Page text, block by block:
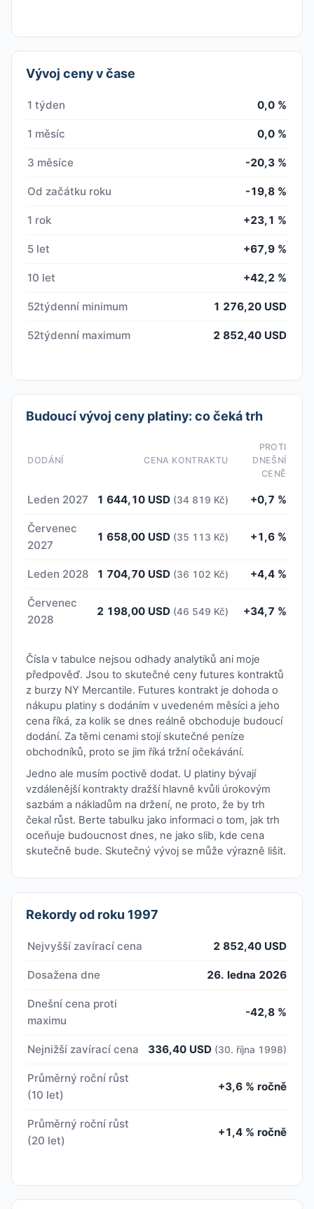
Vývoj ceny v čase
1 týden 0,0 %
1 měsíc 0,0 %
3 měsíce -20,3 %
Od začátku roku -19,8 %
1 rok +23,1 %
5 let +67,9 %
10 let +42,2 %
52týdenní minimum 1 276,20 USD
52týdenní maximum 2 852,40 USD
Budoucí vývoj ceny platiny: co čeká trh
DODÁNÍ CENA KONTRAKTU
PROTI
DNEŠNÍ
CENĚ
Leden 2027 1 644,10 USD (34 819 Kč) +0,7 %
Červenec
2027
1 658,00 USD (35 113 Kč) +1,6 %
Leden 2028 1 704,70 USD (36 102 Kč) +4,4 %
Červenec
2028
2 198,00 USD (46 549 Kč) +34,7 %
Čísla v tabulce nejsou odhady analytiků ani moje
předpověď. Jsou to skutečné ceny futures kontraktů
z burzy NY Mercantile. Futures kontrakt je dohoda o
nákupu platiny s dodáním v uvedeném měsíci a jeho
cena říká, za kolik se dnes reálně obchoduje budoucí
dodání. Za těmi cenami stojí skutečné peníze
obchodníků, proto se jim říká tržní očekávání.
Jedno ale musím poctivě dodat. U platiny bývají
vzdálenější kontrakty dražší hlavně kvůli úrokovým
sazbám a nákladům na držení, ne proto, že by trh
čekal růst. Berte tabulku jako informaci o tom, jak trh
oceňuje budoucnost dnes, ne jako slib, kde cena
skutečně bude. Skutečný vývoj se může výrazně lišit.
Rekordy od roku 1997
Nejvyšší zavírací cena 2 852,40 USD
Dosažena dne 26. ledna 2026
Dnešní cena proti
maximu
-42,8 %
Nejnižší zavírací cena 336,40 USD (30. října 1998)
Průměrný roční růst
(10 let)
+3,6 % ročně
Průměrný roční růst
(20 let)
+1,4 % ročně